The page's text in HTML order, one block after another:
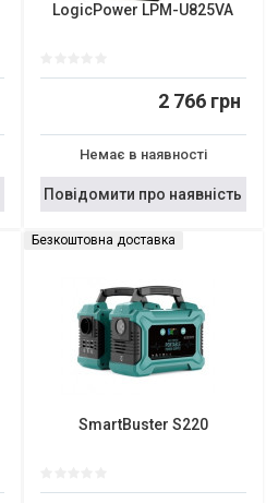
LogicPower LPM-U825VA
2 766 грн
Немає в наявності
Повідомити про наявність
Безкоштовна доставка
SmartBuster S220